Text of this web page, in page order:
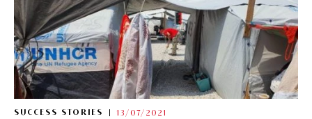
SUCCESS STORIES 13/07/2021